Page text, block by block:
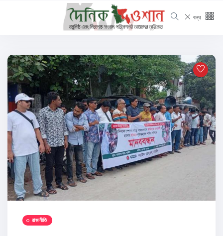
বন্ধ
রাজনীতি